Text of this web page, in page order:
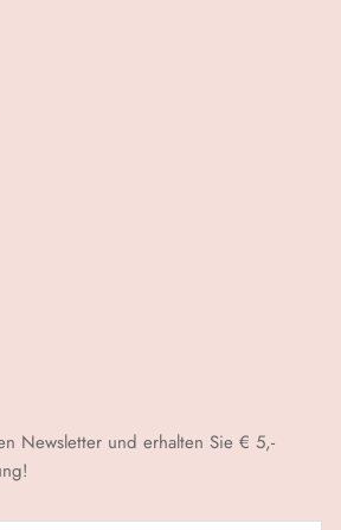
Newsletter und erhalten Sie € 5,-